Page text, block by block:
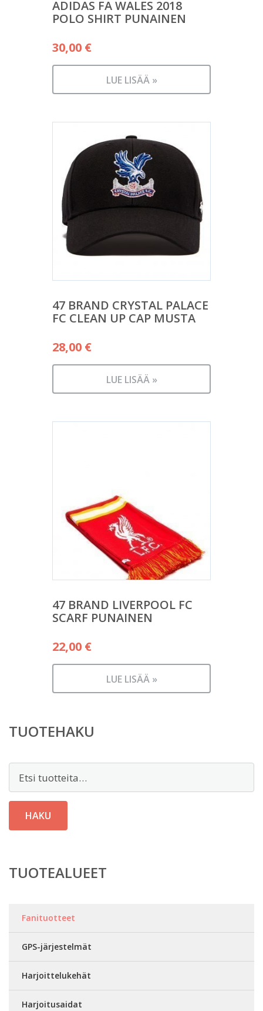
ADIDAS FA WALES 2018
POLO SHIRT PUNAINEN
30,00 €
LUE LISÄÄ »
47 BRAND CRYSTAL PALACE
FC CLEAN UP CAP MUSTA
28,00 €
LUE LISÄÄ »
47 BRAND LIVERPOOL FC
SCARF PUNAINEN
22,00 €
LUE LISÄÄ »
TUOTEHAKU
HAKU
TUOTEALUEET
Fanituotteet
GPS-järjestelmät
Harjoittelukehät
Harjoitusaidat